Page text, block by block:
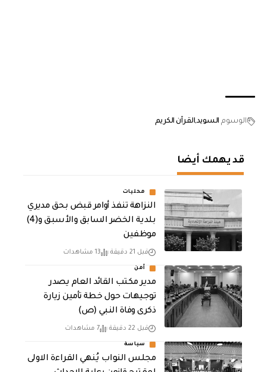
الوسوم السويدالقرآن الكريم
قد يهمك أيضا
محليات
النزاهة تنفذ أوامر قبض بحق مديري
بلدية الخضر السابق والأسبق و(4)
موظفين
قبل 21 دقيقة 13 مشاهدات
أمن
مدير مكتب القائد العام يصدر
توجيهات حول خطة تأمين زيارة
ذكرى وفاة النبي (ص)
قبل 22 دقيقة 7 مشاهدات
سياسة
مجلس النواب يُنهي القراءة الاولى